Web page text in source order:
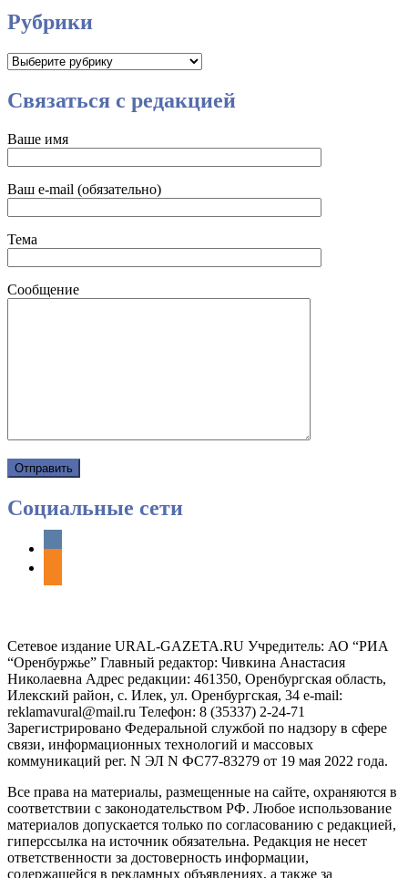
Рубрики
Рубрики
Связаться с редакцией
Ваше имя
Ваш e-mail (обязательно)
Тема
Сообщение
Социальные сети
vkontakte
Сетевое издание URAL-GAZETA.RU Учредитель: АО “РИА
“Оренбуржье” Главный редактор: Чивкина Анастасия
Николаевна Адрес редакции: 461350, Оренбургская область,
Илекский район, с. Илек, ул. Оренбургская, 34 e-mail:
reklamavural@mail.ru Телефон: 8 (35337) 2-24-71
Зарегистрировано Федеральной службой по надзору в сфере
связи, информационных технологий и массовых
коммуникаций рег. N ЭЛ N ФС77-83279 от 19 мая 2022 года.
Все права на материалы, размещенные на сайте, охраняются в
соответствии с законодательством РФ. Любое использование
материалов допускается только по согласованию с редакцией,
гиперссылка на источник обязательна. Редакция не несет
ответственности за достоверность информации,
содержащейся в рекламных объявлениях, а также за